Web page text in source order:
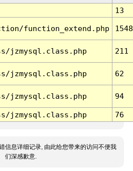
13
function_extend.php 1548
jzmysql.class.php 211
jzmysql.class.php 62
jzmysql.class.php 94
jzmysql.class.php 76
信息详细记录, 由此给您带来的访问不便我
们深感歉意.